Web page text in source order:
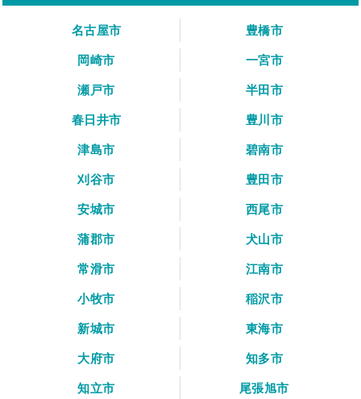
名古屋市
豊橋市
岡崎市
一宮市
瀬戸市
半田市
春日井市
豊川市
津島市
碧南市
刈谷市
豊田市
安城市
西尾市
蒲郡市
犬山市
常滑市
江南市
小牧市
稲沢市
新城市
東海市
大府市
知多市
知立市
尾張旭市